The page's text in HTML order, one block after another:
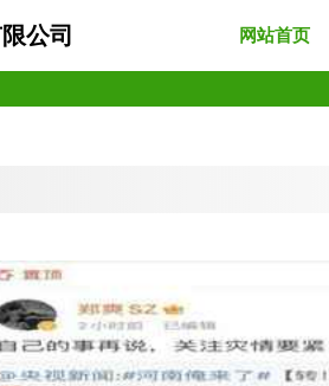
公司 网站首页